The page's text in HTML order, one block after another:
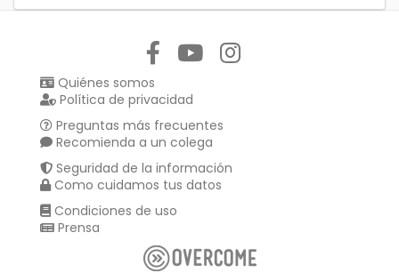
Quiénes somos
Política de privacidad
Preguntas más frecuentes
Recomienda a un colega
Seguridad de la información
Como cuidamos tus datos
Condiciones de uso
Prensa